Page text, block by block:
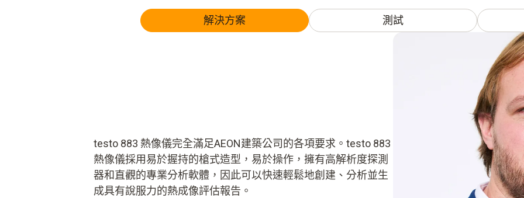
解決方案 測試
testo 883 熱像儀完全滿足AEON建築公司的各項要求。testo 883
熱像儀採用易於握持的槍式造型，易於操作，擁有高解析度探測
器和直觀的專業分析軟體，因此可以快速輕鬆地創建、分析並生
成具有說服力的熱成像評估報告。